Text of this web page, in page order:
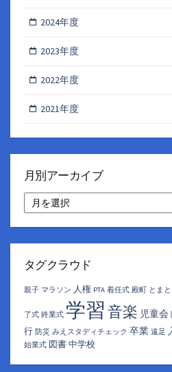
2024年度
2023年度
2022年度
2021年度
月別アーカイブ
別
ア
イ
タグクラウド
親子 マラソン 人権 PTA 着任式 殿町 とま
了式 終業式 学習 音楽 児童会
行 防災 みえスタディチェック 卒業 遠足
始業式 図書 中学校